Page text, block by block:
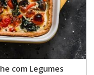
com Legumes